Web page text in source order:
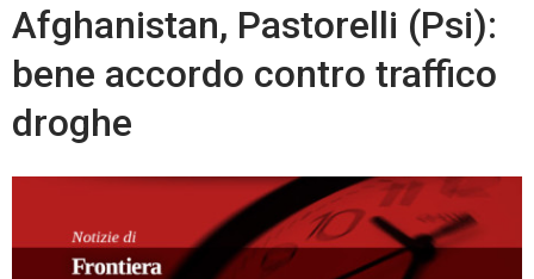
Afghanistan, Pastorelli (Psi):
bene accordo contro traffico